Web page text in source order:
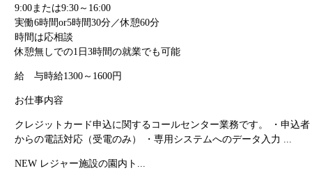
9:00または9:30～16:00
実働6時間or5時間30分／休憩60分
時間は応相談
休憩無しでの1日3時間の就業でも可能
給 与時給1300～1600円
お仕事内容
クレジットカード申込に関するコールセンター業務です。 ・申込者
からの電話対応（受電のみ） ・専用システムへのデータ入力 ...
NEWレジャー施設の園内ト...